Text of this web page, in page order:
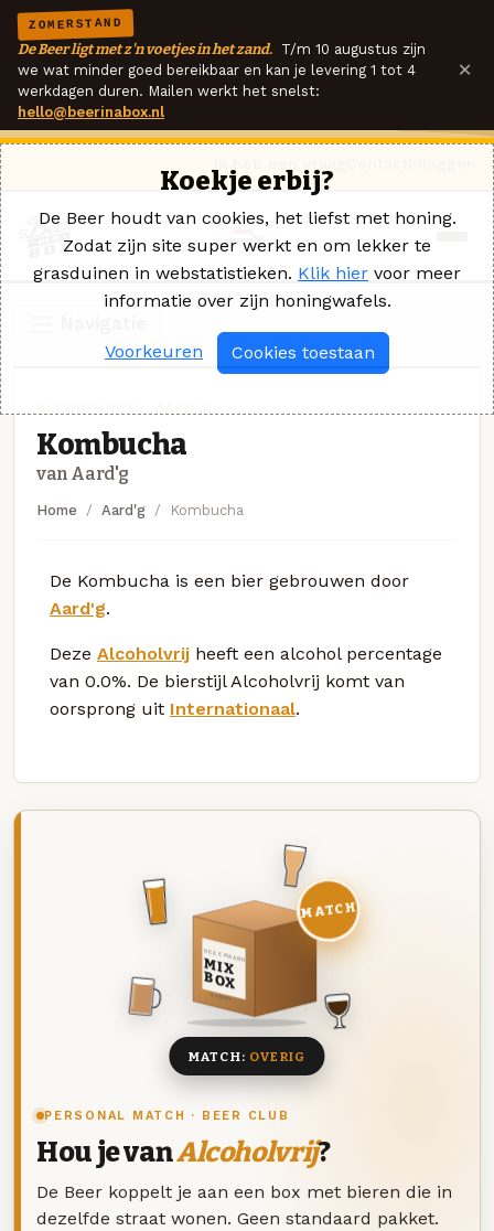
ZOMERSTAND
De Beer ligt met z'n voetjes in het zand. T/m 10 augustus zijn
we wat minder goed bereikbaar en kan je levering 1 tot 4
werkdagen duren. Mailen werkt het snelst:
hello@beerinabox.nl
×
Kombucha
van Aard'g
Home Aard'g Kombucha
De Kombucha is een bier gebrouwen door
Aard'g.
Deze Alcoholvrij heeft een alcohol percentage
van 0.0%. De bierstijl Alcoholvrij komt van
oorsprong uit Internationaal.
PERSONAL MATCH · BEER CLUB
Hou je vanAlcoholvrij?
De Beer koppelt je aan een box met bieren die in
dezelfde straat wonen. Geen standaard pakket.
DEZE MAAND
MIX
BOX
8 BIEREN
MATCH
MATCH: OVERIG
Koekje erbij?
De Beer houdt van cookies, het liefst met honing.
Zodat zijn site super werkt en om lekker te
grasduinen in webstatistieken. Klik hier voor meer
informatie over zijn honingwafels.
Voorkeuren Cookies toestaan